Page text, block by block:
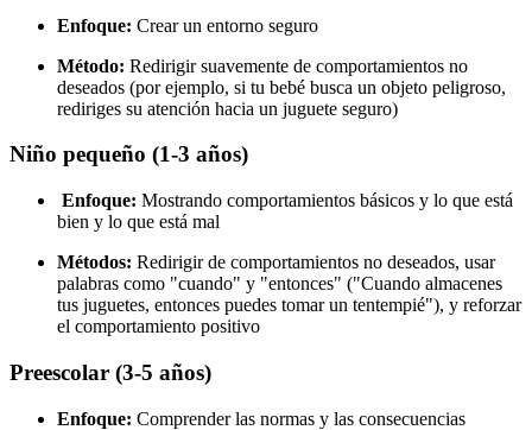
Enfoque: Crear un entorno seguro
Método: Redirigir suavemente de comportamientos no
deseados (por ejemplo, si tu bebé busca un objeto peligroso,
rediriges su atención hacia un juguete seguro)
Niño pequeño (1-3 años)
Enfoque: Mostrando comportamientos básicos y lo que está
bien y lo que está mal
Métodos: Redirigir de comportamientos no deseados, usar
palabras como "cuando" y "entonces" ("Cuando almacenes
tus juguetes, entonces puedes tomar un tentempié"), y reforzar
el comportamiento positivo
Preescolar (3-5 años)
Enfoque: Comprender las normas y las consecuencias